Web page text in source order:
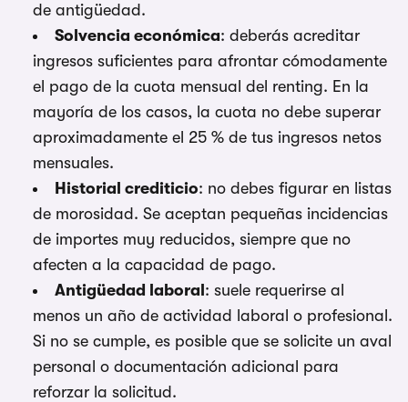
de antigüedad.
Solvencia económica: deberás acreditar
ingresos suficientes para afrontar cómodamente
el pago de la cuota mensual del renting. En la
mayoría de los casos, la cuota no debe superar
aproximadamente el 25 % de tus ingresos netos
mensuales.
Historial crediticio: no debes figurar en listas
de morosidad. Se aceptan pequeñas incidencias
de importes muy reducidos, siempre que no
afecten a la capacidad de pago.
Antigüedad laboral : suele requerirse al
menos un año de actividad laboral o profesional.
Si no se cumple, es posible que se solicite un aval
personal o documentación adicional para
reforzar la solicitud.